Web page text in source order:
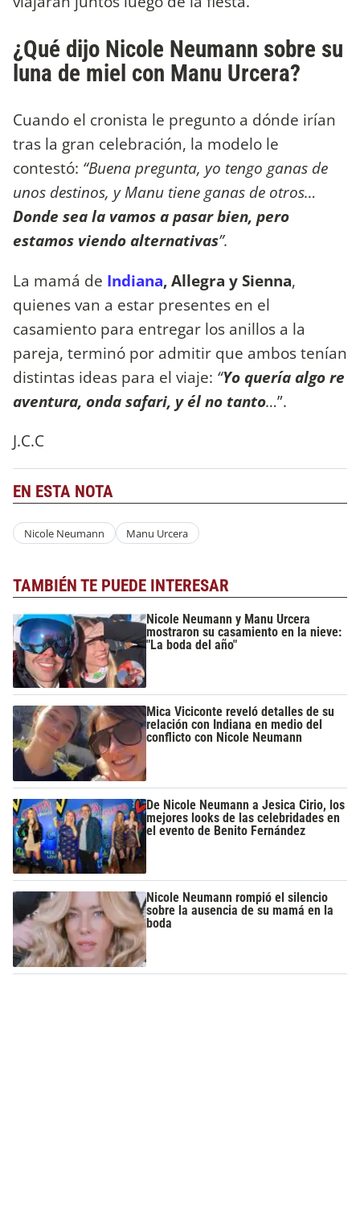
¿Qué dijo Nicole Neumann sobre su
luna de miel con Manu Urcera?
Cuando el cronista le pregunto a dónde irían
tras la gran celebración, la modelo le
contestó: “Buena pregunta, yo tengo ganas de
unos destinos, y Manu tiene ganas de otros…
Donde sea la vamos a pasar bien, pero
estamos viendo alternativas”.
La mamá de Indiana, Allegra y Sienna,
quienes van a estar presentes en el
casamiento para entregar los anillos a la
pareja, terminó por admitir que ambos tenían
distintas ideas para el viaje: “Yo quería algo re
aventura, onda safari, y él no tanto…”.
J.C.C
EN ESTA NOTA
Nicole Neumann Manu Urcera
TAMBIÉN TE PUEDE INTERESAR
Nicole Neumann y Manu Urcera
mostraron su casamiento en la nieve:
"La boda del año"
Mica Viciconte reveló detalles de su
relación con Indiana en medio del
conflicto con Nicole Neumann
De Nicole Neumann a Jesica Cirio, los
mejores looks de las celebridades en
el evento de Benito Fernández
Nicole Neumann rompió el silencio
sobre la ausencia de su mamá en la
boda